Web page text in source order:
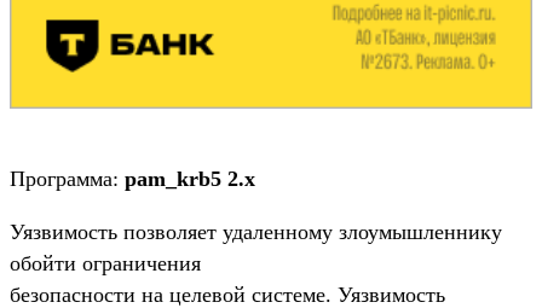
Программа: pam_krb5 2.x
Уязвимость позволяет удаленному злоумышленнику
обойти ограничения
безопасности на целевой системе. Уязвимость